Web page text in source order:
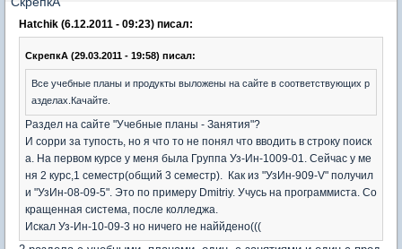
Hatchik (6.12.2011 - 09:23) писал:
СкрепкА (29.03.2011 - 19:58) писал:
Все учебные планы и продукты выложены на сайте в соответствующих р
азделах.Качайте.
Раздел на сайте "Учебные планы - Занятия"?
И сорри за тупость, но я что то не понял что вводить в строку поиск
а. На первом курсе у меня была Группа Уз-Ин-1009-01. Сейчас у ме
ня 2 курс,1 семестр(общий 3 семестр). Как из "УзИн-909-V" получил
и "УзИн-08-09-5". Это по примеру Dmitriy. Учусь на программиста. Со
кращенная система, после колледжа.
Искал Уз-Ин-10-09-3 но ничего не наййдено(((